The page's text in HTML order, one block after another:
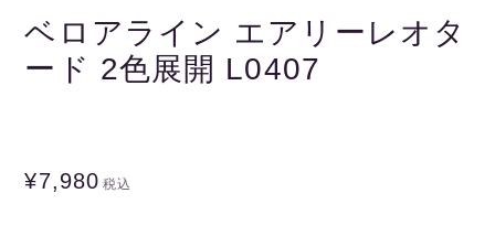
ベロアライン エアリーレオタ
ード 2色展開 L0407
¥7,980 税込